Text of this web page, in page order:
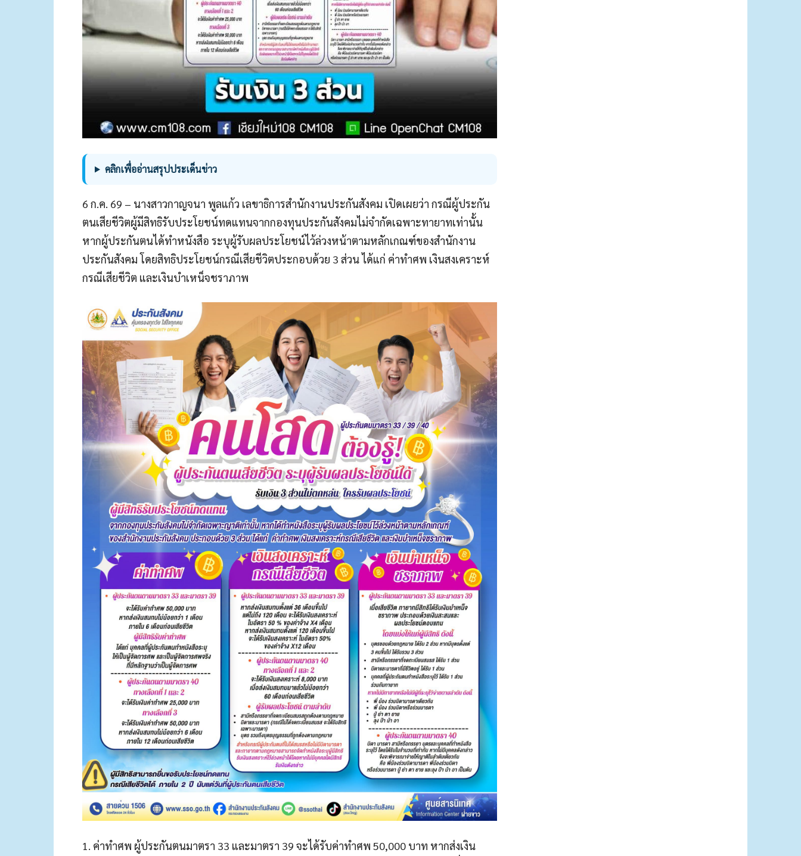
คลิกเพื่ออ่านสรุปประเด็นข่าว
6 ก.ค. 69 – นางสาวกาญจนา พูลแก้ว เลขาธิการสำนักงานประกันสังคม เปิดเผยว่า กรณีผู้ประกัน
ตนเสียชีวิตผู้มีสิทธิรับประโยชน์ทดแทนจากกองทุนประกันสังคมไม่จำกัดเฉพาะทายาทเท่านั้น
หากผู้ประกันตนได้ทำหนังสือ ระบุผู้รับผลประโยชน์ไว้ล่วงหน้าตามหลักเกณฑ์ของสำนักงาน
ประกันสังคม โดยสิทธิประโยชน์กรณีเสียชีวิตประกอบด้วย 3 ส่วน ได้แก่ ค่าทำศพ เงินสงเคราะห์
กรณีเสียชีวิต และเงินบำเหน็จชราภาพ
1. ค่าทำศพ ผู้ประกันตนมาตรา 33 และมาตรา 39 จะได้รับค่าทำศพ 50,000 บาท หากส่งเงิน